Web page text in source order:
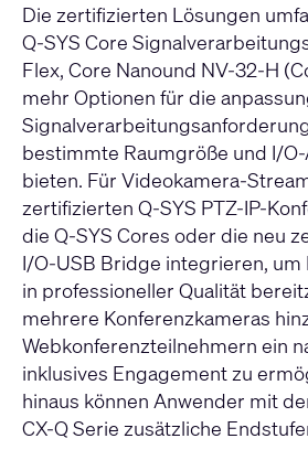
Die zertifizierten Lösungen
Q-SYS Core
Flex, Core Nanound NV-32-H
mehr Optionen für die
bestimmte Raumgröße und I/
bieten. Für Videokamera-
zertifizierten Q-SYS PTZ-IP-
die Q-SYS Cores oder die neu
I/O-USB Bridge integrieren, um
in professioneller Qualität
mehrere Konferenzkameras
Webkonferenzteilnehmern ein
inklusives Engagement zu
hinaus können Anwender mit
CX-Q Serie zusätzliche